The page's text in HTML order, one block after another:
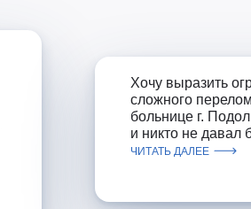
Хочу выразить
сложного
больнице г.
и никто не давал
ЧИТАТЬ ДАЛЕЕ